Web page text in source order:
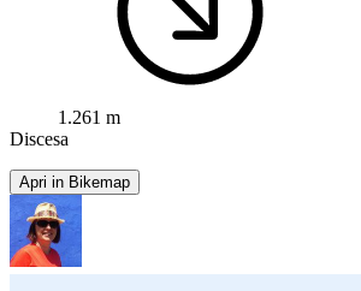
1.261 m
Discesa
Apri in Bikemap